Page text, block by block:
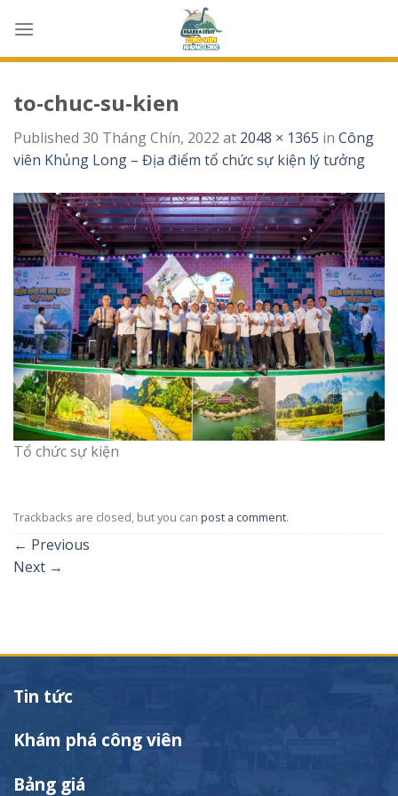
content
to-chuc-su-kien
Published 30 Tháng Chín, 2022 at 2048 × 1365 in Công
viên Khủng Long – Địa điểm tổ chức sự kiện lý tưởng
Tổ chức sự kiện
Trackbacks are closed, but you can post a comment.
← Previous
Next →
Tin tức
Khám phá công viên
Bảng giá